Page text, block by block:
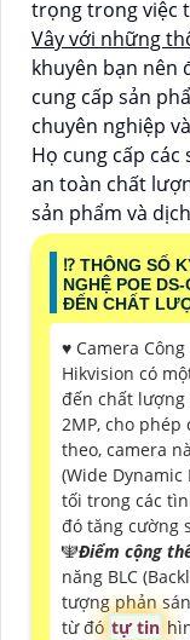
trọng trong việc
Vây với những
khuyên bạn nên
cung cấp sản
chuyên nghiệp
Họ cung cấp
an toàn chất
sản phẩm và
⁉️ THÔNG SỐ
NGHỆ POE
ĐẾN CHẤT
♥️ Camera Công
Hikvision có
đến chất
2MP, cho
theo, camera
(Wide Dynamic
tối trong các
đó tăng cường
🕎Điểm cộng
năng BLC
tượng phản
từ đó tự tin